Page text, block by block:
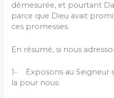
démesurée, et pourtant
parce que Dieu avait
ces promesses.
En résumé, si nous
1- Exposons au Seigneur
la pour nous.